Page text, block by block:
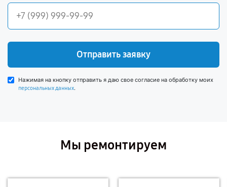
Отправить заявку
Нажимая на кнопку отправить я даю свое согласие на обработку моих
персональных данных.
Мы ремонтируем